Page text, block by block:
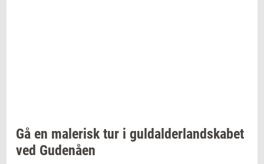
Gå en ma­le­risk tur i gul­dal­der­land­ska­bet
ved Gu­denå­en